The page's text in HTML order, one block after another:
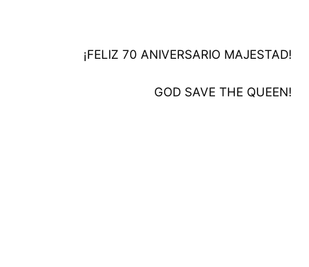
¡FELIZ 70 ANIVERSARIO MAJESTAD!
GOD SAVE THE QUEEN!